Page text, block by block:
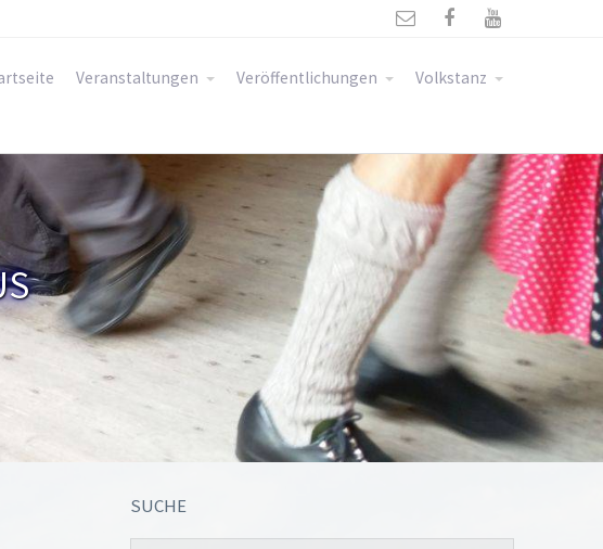
  
Veranstaltungen Veröffentlichungen Volkstanz
SUCHE